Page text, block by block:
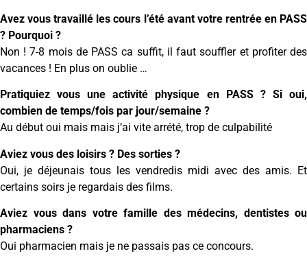
Avez vous travaillé les cours l’été avant votre rentrée en PASS
? Pourquoi ?
Non ! 7-8 mois de PASS ca suffit, il faut souffler et profiter des
vacances ! En plus on oublie …
Pratiquiez vous une activité physique en PASS ? Si oui,
combien de temps/fois par jour/semaine ?
Au début oui mais mais j’ai vite arrété, trop de culpabilité
Aviez vous des loisirs ? Des sorties ?
Oui, je déjeunais tous les vendredis midi avec des amis. Et
certains soirs je regardais des films.
Aviez vous dans votre famille des médecins, dentistes ou
pharmaciens ?
Oui pharmacien mais je ne passais pas ce concours.